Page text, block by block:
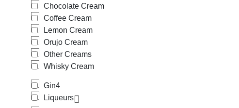
Chocolate Cream
Coffee Cream
Lemon Cream
Orujo Cream
Other Creams
Whisky Cream
Gin4
Liqueurs